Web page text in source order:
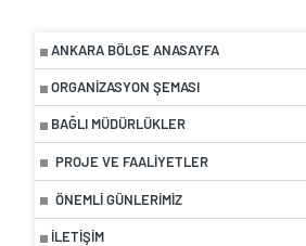
ANKARA BÖLGE ANASAYFA
ORGANIZASYON ŞEMASI
BAĞLI MÜDÜRLÜKLER
PROJE VE FAALIYETLER
ÖNEMLI GÜNLERIMIZ
İLETIŞIM